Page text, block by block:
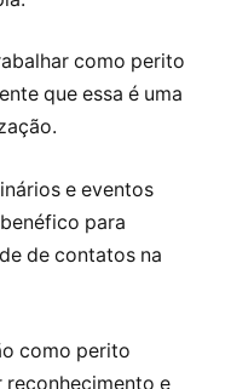
como perito
que essa é uma
e eventos
para
de contatos na
como perito
e